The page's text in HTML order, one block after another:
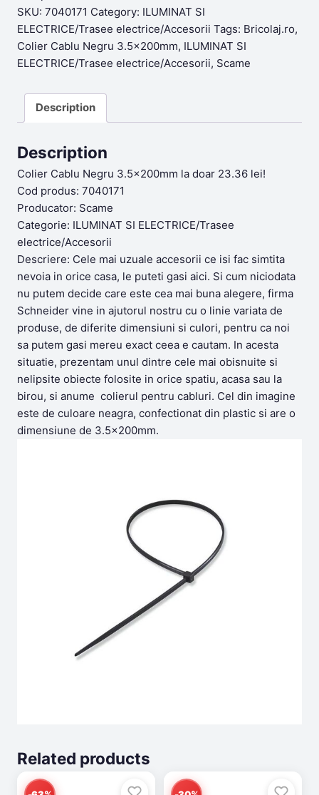
ratings
was:
23,36lei.
is:
16,22lei.
SKU: 7040171 Category: ILUMINAT SI
ELECTRICE/Trasee electrice/Accesorii Tags: Bricolaj.ro,
Colier Cablu Negru 3.5x200mm, ILUMINAT SI
ELECTRICE/Trasee electrice/Accesorii, Scame
Description
Description
Colier Cablu Negru 3.5x200mm la doar 23.36 lei!
Cod produs: 7040171
Producator: Scame
Categorie: ILUMINAT SI ELECTRICE/Trasee
electrice/Accesorii
Descriere: Cele mai uzuale accesorii ce isi fac simtita
nevoia in orice casa, le puteti gasi aici. Si cum niciodata
nu putem decide care este cea mai buna alegere, firma
Schneider vine in ajutorul nostru cu o linie variata de
produse, de diferite dimensiuni si culori, pentru ca noi
sa putem gasi mereu exact ceea e cautam. In acesta
situatie, prezentam unul dintre cele mai obisnuite si
nelipsite obiecte folosite in orice spatiu, acasa sau la
birou, si anume colierul pentru cabluri. Cel din imagine
este de culoare neagra, confectionat din plastic si are o
dimensiune de 3.5x200mm.
Related products